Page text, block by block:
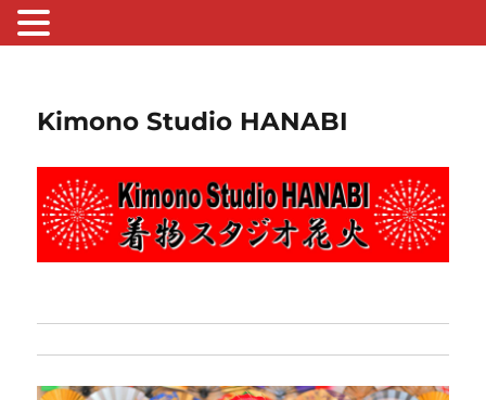
Kimono Studio HANABI